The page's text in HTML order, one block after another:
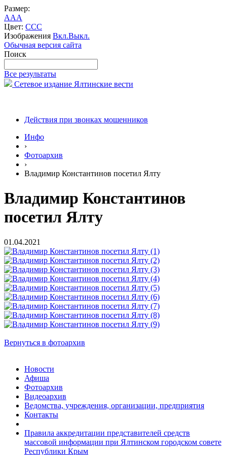
Размер:
AAA
Цвет: CCC
Изображения Вкл.Выкл.
Обычная версия сайта
Поиск
Все результаты
Сетевое издание Ялтинские вести
Действия при звонках мошенников
Инфо
›
Фотоархив
›
Владимир Константинов посетил Ялту
Владимир Константинов
посетил Ялту
01.04.2021
Вернуться в фотоархив
Новости
Афиша
Фотоархив
Видеоархив
Ведомства, учреждения, организации, предприятия
Контакты
Правила аккредитации представителей средств
массовой информации при Ялтинском городском совете
Республики Крым